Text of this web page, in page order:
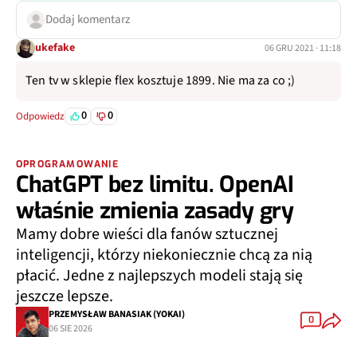
Dodaj komentarz
ukefake 06 GRU 2021 · 11:18
Ten tv w sklepie flex kosztuje 1899. Nie ma za co ;)
Odpowiedz 0 0
OPROGRAMOWANIE
ChatGPT bez limitu. OpenAI
właśnie zmienia zasady gry
Mamy dobre wieści dla fanów sztucznej
inteligencji, którzy niekoniecznie chcą za nią
płacić. Jedne z najlepszych modeli stają się
jeszcze lepsze.
PRZEMYSŁAW BANASIAK (YOKAI)
06 SIE 2026
0